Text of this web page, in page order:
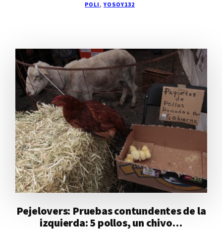
POLI,YOSOY132
Pejelovers: Pruebas contundentes de la
izquierda: 5 pollos, un chivo…